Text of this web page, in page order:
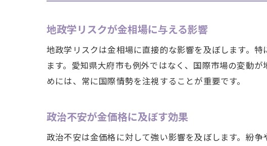
地政学リスクが金相場に与える影響
地政学リスクは金相場に直接的な影響を及ぼします。
ます。愛知県大府市も例外ではなく、国際市場の変動
めには、常に国際情勢を注視することが重要です。
政治不安が金価格に及ぼす効果
政治不安は金価格に対して強い影響を及ぼします。紛